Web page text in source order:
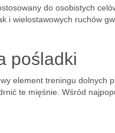
do osobistych
i wielostawowych ruchów
pośladki
element treningu dolnych
te mięśnie. Wśród